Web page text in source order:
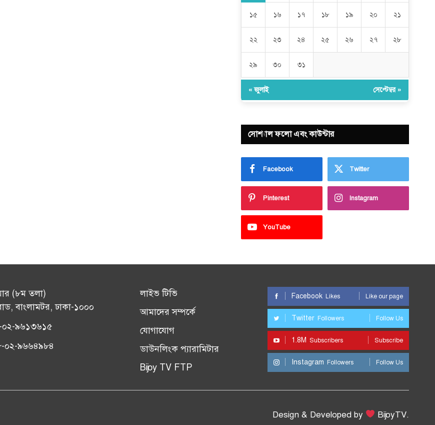
১৫ ১৬ ১৭ ১৮ ১৯ ২০ ২১
২২ ২৩ ২৪ ২৫ ২৬ ২৭ ২৮
২৯ ৩০ ৩১
« জুলাই সেপ্টেম্বর »
সোশ্যাল ফলো এবং কাউন্টার
Facebook Twitter
Pinterest Instagram
YouTube
(৮ম তলা)
বাংলামটর, ঢাকা-১০০০
৯৬১৩৬১৫
০২-৯৬৬৪৯৮৪
লাইভ টিভি
আমাদের সম্পর্কে
যোগাযোগ
ডাউনলিংক প্যারামিটার
Bijoy TV FTP
Facebook Likes Like our page
Twitter Followers Follow Us
1.8M Subscribers Subscribe
Instagram Followers Follow Us
Design & Developed by BijoyTV.